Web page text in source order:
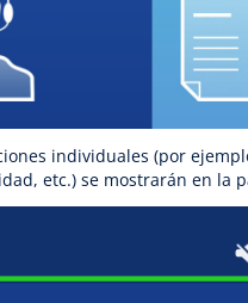
individuales (por
etc.) se mostrarán en la